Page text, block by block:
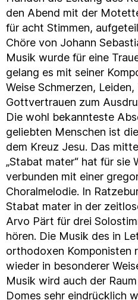
den Abend mit der
für acht Stimmen,
Chöre von Johann
Musik wurde für eine
gelang es mit seiner
Weise Schmerzen,
Gottvertrauen zum
Die wohl bekannteste
geliebten Menschen ist
dem Kreuz Jesu. Das
„Stabat mater“ hat für sie
verbunden mit einer
Choralmelodie. In
Stabat mater in der
Arvo Pärt für drei
hören. Die Musik des in
orthodoxen Komponisten
wieder in besonderer
Musik wird auch der
Domes sehr eindrücklich